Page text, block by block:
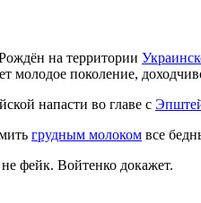
на территории
молодое поколение,
напасти во главе с
грудным молоком все
фейк. Войтенко докажет.